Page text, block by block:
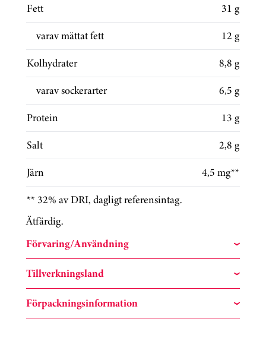
Fett
31 g
varav mättat fett
12 g
Kolhydrater
8,8 g
varav sockerarter
6,5 g
Protein
13 g
Salt
2,8 g
Järn
4,5 mg**
** 32% av DRI, dagligt referensintag.
Ätfärdig.
Förvaring/Användning
Tillverkningsland
Förpackningsinformation